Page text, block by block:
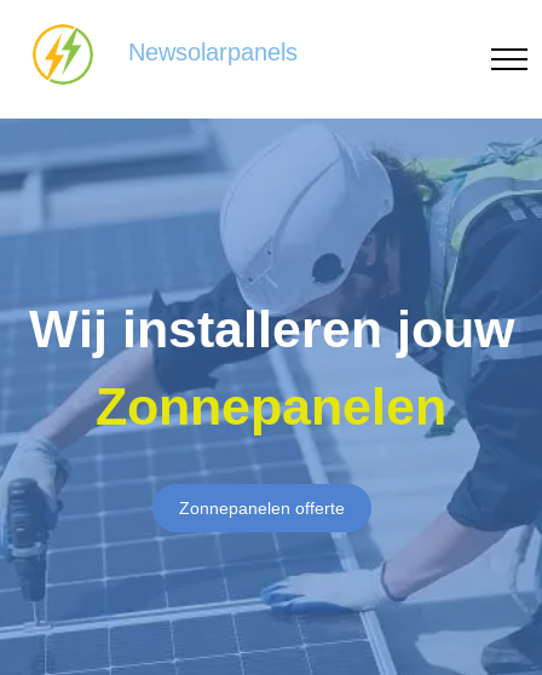
Newsolarpanels
Wij installeren jouw
Zonnepanelen
Zonnepanelen offerte